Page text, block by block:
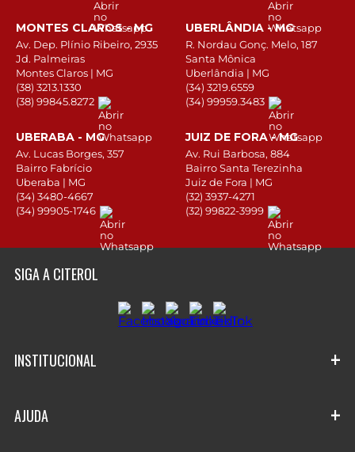
MONTES CLAROS - MG
Av. Dep. Plínio Ribeiro, 2935
Jd. Palmeiras
Montes Claros | MG
(38) 3213.1330
(38) 99845.8272
UBERLÂNDIA - MG
R. Nordau Gonç. Melo, 187
Santa Mônica
Uberlândia | MG
(34) 3219.6559
(34) 99959.3483
UBERABA - MG
Av. Lucas Borges, 357
Bairro Fabrício
Uberaba | MG
(34) 3480-4667
(34) 99905-1746
JUIZ DE FORA - MG
Av. Rui Barbosa, 884
Bairro Santa Terezinha
Juiz de Fora | MG
(32) 3937-4271
(32) 99822-3999
SIGA A CITEROL
INSTITUCIONAL +
AJUDA +